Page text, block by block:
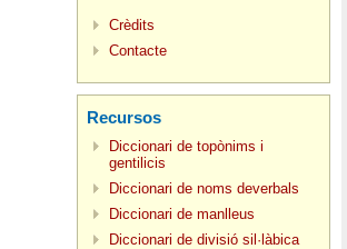
Crèdits
Contacte
Recursos
Diccionari de topònims i
gentilicis
Diccionari de noms deverbals
Diccionari de manlleus
Diccionari de divisió sil·làbica